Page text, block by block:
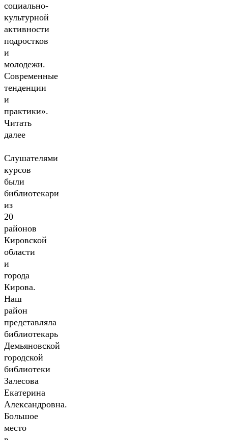
социально-
культурной
активности
подростков
и
молодежи.
Современные
тенденции
и
практики».
Читать
далее
Слушателями
курсов
были
библиотекари
из
20
районов
Кировской
области
и
города
Кирова.
Наш
район
представляла
библиотекарь
Демьяновской
городской
библиотеки
Залесова
Екатерина
Александровна.
Большое
место